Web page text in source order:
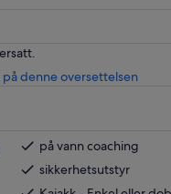
denne oversettelsenÅpnes
fane
på vann coaching
sikkerhetsutstyr